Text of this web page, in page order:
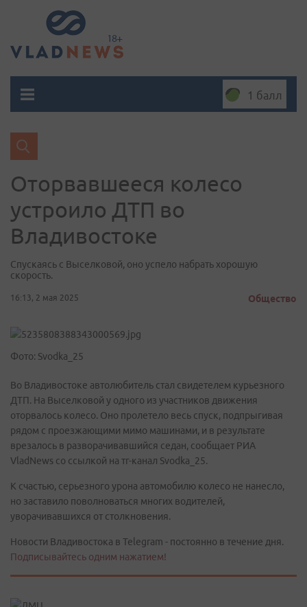
1 балл
Оторвавшееся колесо
устроило ДТП во
Владивостоке
Спускаясь с Выселковой, оно успело набрать хорошую
скорость.
16:13, 2 мая 2025 Общество
Фото: Svodka_25
Во Владивостоке автолюбитель стал свидетелем курьезного
ДТП. На Выселковой у одного из участников движения
оторвалось колесо. Оно пролетело весь спуск, подпрыгивая
рядом с проезжающими мимо машинами, и в результате
врезалось в разворачивавшийся седан, сообщает РИА
VladNews со ссылкой на тг-канал Svodka_25.
К счастью, серьезного урона автомобилю колесо не нанесло,
но заставило поволноваться многих водителей,
уворачивавшихся от столкновения.
Новости Владивостока в Telegram - постоянно в течение дня.
Подписывайтесь одним нажатием!